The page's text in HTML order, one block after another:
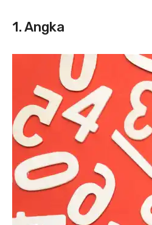
1. Angka